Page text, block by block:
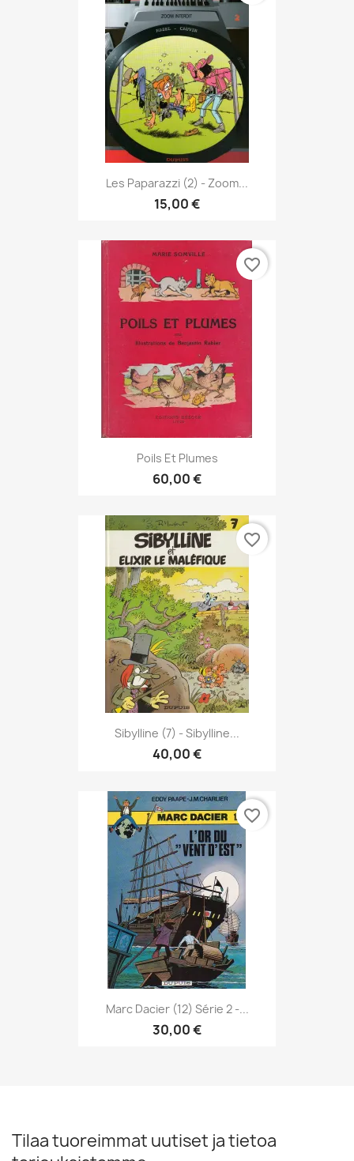
Les Paparazzi (2) - Zoom...
15,00 €
Poils Et Plumes
60,00 €
favorite_border
Sibylline (7) - Sibylline...
40,00 €
favorite_border
Marc Dacier (12) Série 2 -...
30,00 €
favorite_border
Tilaa tuoreimmat uutiset ja tietoa